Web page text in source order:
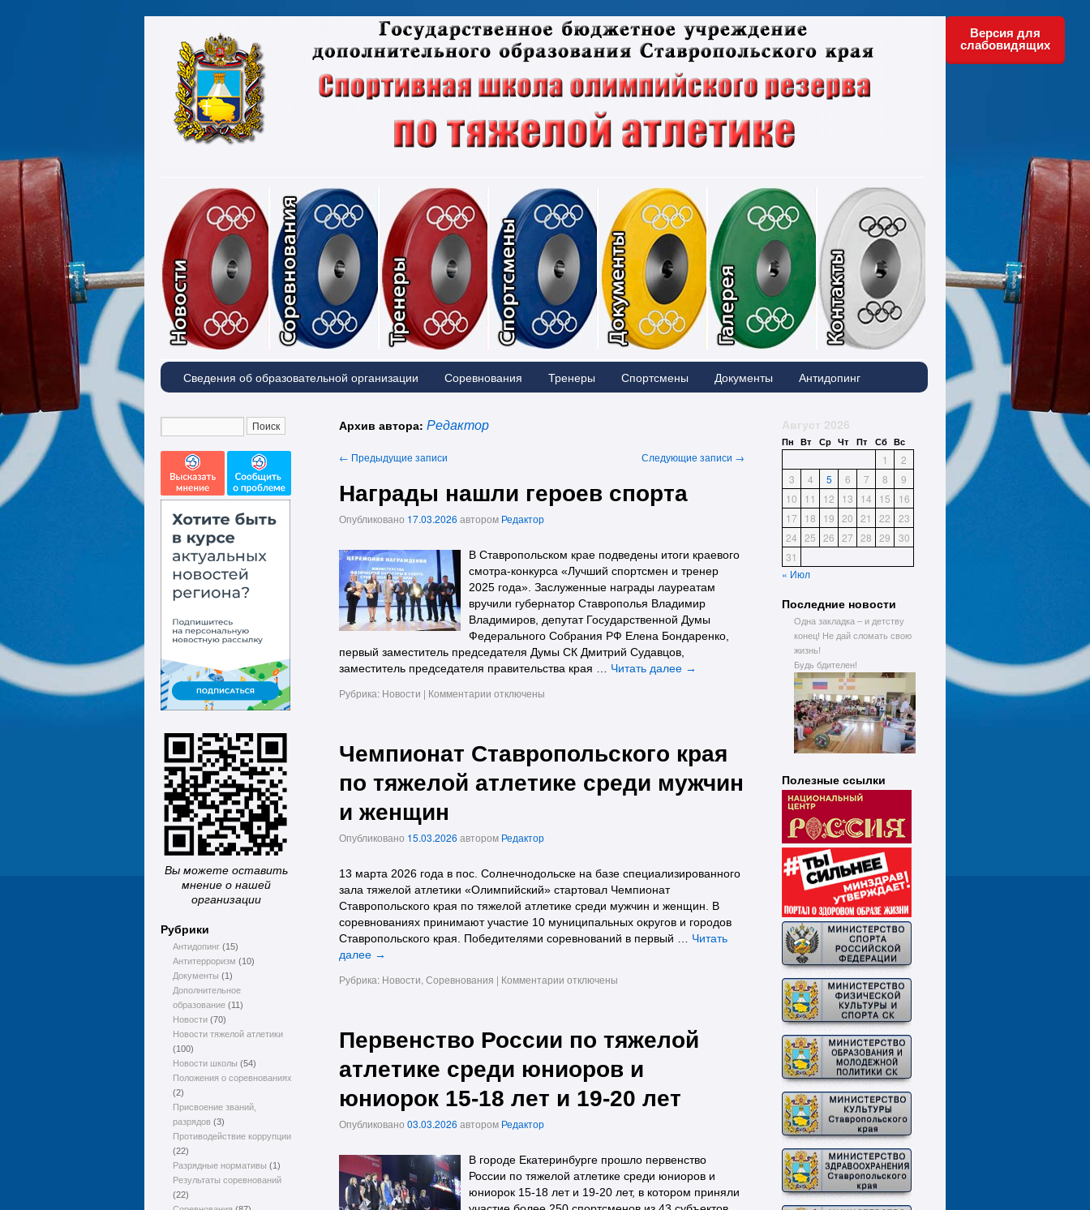
Новости Соревнования Тренеры Спортсмены Документы Фотографии
Сведения об образовательной организации Соревнования Тренеры Спортсмены Документы Антидопинг
Вы можете оставить
мнение о нашей
организации
Рубрики
Антидопинг(15)
Антитерроризм (10)
Документы (1)
Дополнительное
образование(11)
Новости(70)
Новости тяжелой атлетики
(100)
Новости школы (54)
Положения о соревнованиях
(2)
Присвоение званий,
разрядов(3)
Противодействие коррупции
(22)
Разрядные нормативы (1)
Результаты соревнований
(22)
Август 2026
Пн Вт Ср Чт Пт Сб Вс
« Июл
1
2
3
4 5 6 7 8
9
10
11 12 13 14 15
16
17
18 19 20 21 22
23
24 25 26 27 28 29
30
31
Последние новости
Одна закладка – и детству
конец! Не дай сломать свою
жизнь!
Будь бдителен!
Полезные ссылки
Версия для
слабовидящих
Архив автора: Редактор
← Предыдущие записи Следующие записи →
Награды нашли героев спорта
Опубликовано 17.03.2026 автором Редактор
В Ставропольском крае подведены итоги краевого
смотра-конкурса «Лучший спортсмен и тренер
2025 года». Заслуженные награды лауреатам
вручили губернатор Ставрополья Владимир
Владимиров, депутат Государственной Думы
Федерального Собрания РФ Елена Бондаренко,
первый заместитель председателя Думы СК Дмитрий Судавцов,
заместитель председателя правительства края … Читать далее →
Рубрика: Новости | Комментарии отключены
Чемпионат Ставропольского края
по тяжелой атлетике среди мужчин
и женщин
Опубликовано 15.03.2026 автором Редактор
13 марта 2026 года в пос. Солнечнодольске на базе специализированного
зала тяжелой атлетики «Олимпийский» стартовал Чемпионат
Ставропольского края по тяжелой атлетике среди мужчин и женщин. В
соревнованиях принимают участие 10 муниципальных округов и городов
Ставропольского края. Победителями соревнований в первый … Читать
далее →
Рубрика: Новости, Соревнования | Комментарии отключены
Первенство России по тяжелой
атлетике среди юниоров и
юниорок 15-18 лет и 19-20 лет
Опубликовано 03.03.2026 автором Редактор
В городе Екатеринбурге прошло первенство
России по тяжелой атлетике среди юниоров и
юниорок 15-18 лет и 19-20 лет, в котором приняли